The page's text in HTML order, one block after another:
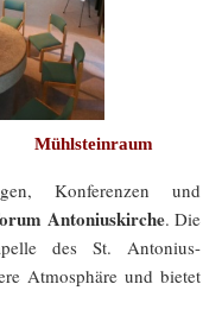
Mühlsteinraum
Konferenzen und
Antoniuskirche. Die
des St. Antonius-
Atmosphäre und bietet